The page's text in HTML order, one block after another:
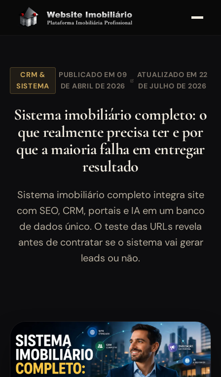
CRM &
SISTEMA
PUBLICADO EM 09
DE ABRIL DE 2026
ATUALIZADO EM 22
DE JULHO DE 2026
Sistema imobiliário completo: o
que realmente precisa ter e por
que a maioria falha em entregar
resultado
Sistema imobiliário completo integra site
com SEO, CRM, portais e IA em um banco
de dados único. O teste das URLs revela
antes de contratar se o sistema vai gerar
leads ou não.